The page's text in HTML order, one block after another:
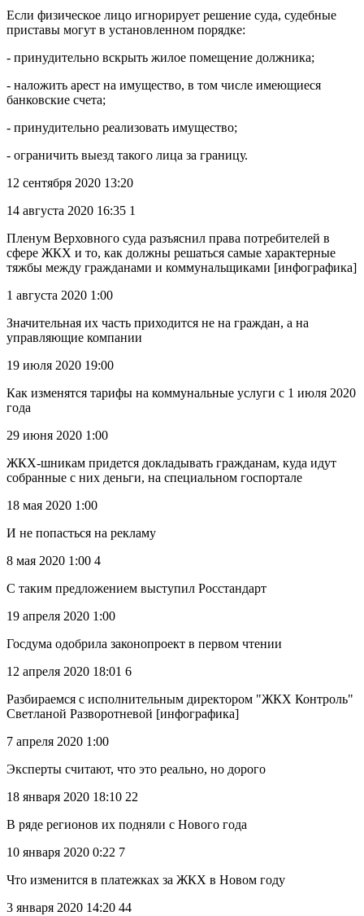
Если физическое лицо игнорирует решение суда, судебные
приставы могут в установленном порядке:
- принудительно вскрыть жилое помещение должника;
- наложить арест на имущество, в том числе имеющиеся
банковские счета;
- принудительно реализовать имущество;
- ограничить выезд такого лица за границу.
12 сентября 2020 13:20
14 августа 2020 16:35 1
Пленум Верховного суда разъяснил права потребителей в
сфере ЖКХ и то, как должны решаться самые характерные
тяжбы между гражданами и коммунальщиками [инфографика]
1 августа 2020 1:00
Значительная их часть приходится не на граждан, а на
управляющие компании
19 июля 2020 19:00
Как изменятся тарифы на коммунальные услуги с 1 июля 2020
года
29 июня 2020 1:00
ЖКХ-шникам придется докладывать гражданам, куда идут
собранные с них деньги, на специальном госпортале
18 мая 2020 1:00
И не попасться на рекламу
8 мая 2020 1:00 4
С таким предложением выступил Росстандарт
19 апреля 2020 1:00
Госдума одобрила законопроект в первом чтении
12 апреля 2020 18:01 6
Разбираемся с исполнительным директором "ЖКХ Контроль"
Светланой Разворотневой [инфографика]
7 апреля 2020 1:00
Эксперты считают, что это реально, но дорого
18 января 2020 18:10 22
В ряде регионов их подняли с Нового года
10 января 2020 0:22 7
Что изменится в платежках за ЖКХ в Новом году
3 января 2020 14:20 44